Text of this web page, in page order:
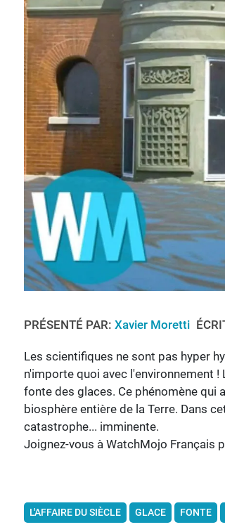
PRÉSENTÉ PAR: Xavier Moretti
Les scientifiques ne sont pas hyper
n'importe quoi avec l'environnement
fonte des glaces. Ce phénomène qui
biosphère entière de la Terre. Dans
catastrophe... imminente.
Joignez-vous à WatchMojo Français
L'AFFAIRE DU SIÈCLE GLACE FONTE